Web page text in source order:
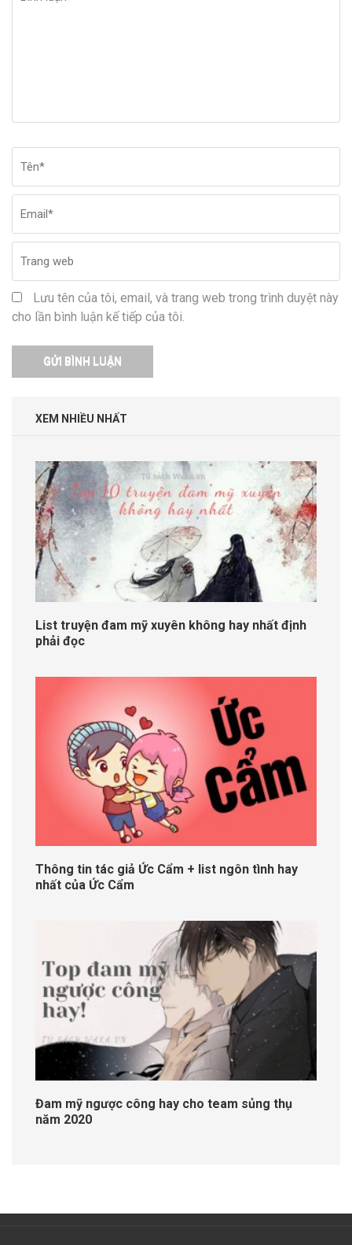
Lưu tên của tôi, email, và trang web trong trình duyệt này
cho lần bình luận kế tiếp của tôi.
XEM NHIỀU NHẤT
List truyện đam mỹ xuyên không hay nhất định
phải đọc
Thông tin tác giả Ức Cẩm + list ngôn tình hay
nhất của Ức Cẩm
Đam mỹ ngược công hay cho team sủng thụ
năm 2020